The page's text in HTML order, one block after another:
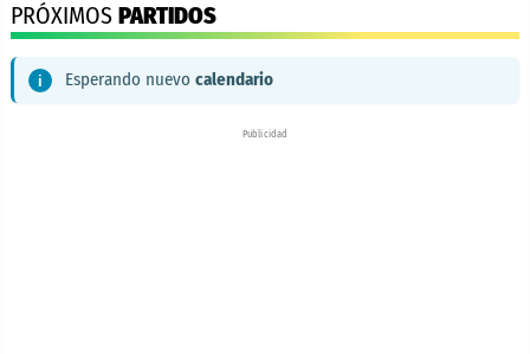
PRÓXIMOS PARTIDOS
Esperando nuevo calendario
Publicidad